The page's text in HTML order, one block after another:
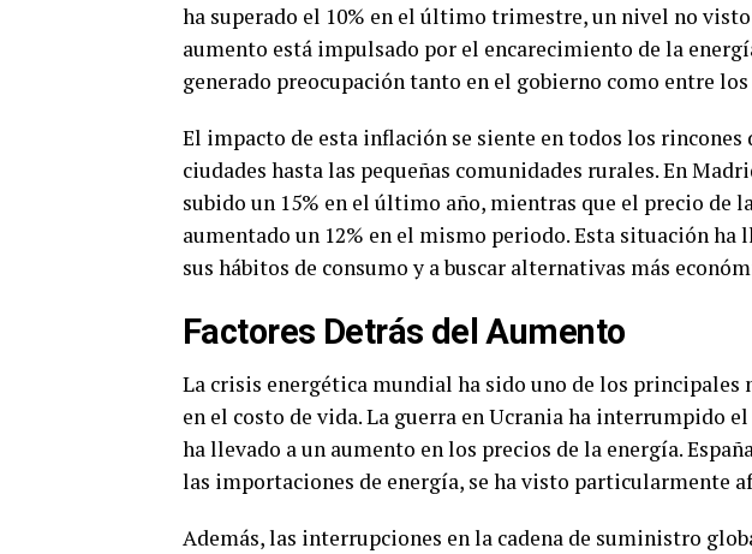
ha superado el 10% en el último trimestre, un nivel no visto
aumento está impulsado por el encarecimiento de la
generado preocupación tanto en el gobierno como entre
El impacto de esta inflación se siente en todos los rincones
ciudades hasta las pequeñas comunidades rurales. En
subido un 15% en el último año, mientras que el precio de
aumentado un 12% en el mismo periodo. Esta situación ha
sus hábitos de consumo y a buscar alternativas más
Factores Detrás del Aumento
La crisis energética mundial ha sido uno de los principales
en el costo de vida. La guerra en Ucrania ha interrumpido
ha llevado a un aumento en los precios de la energía.
las importaciones de energía, se ha visto particularmente
Además, las interrupciones en la cadena de suministro